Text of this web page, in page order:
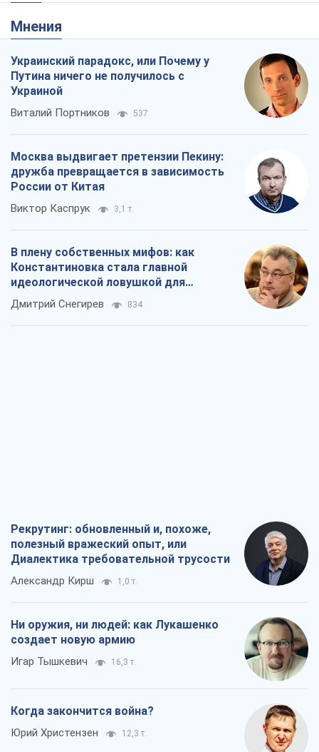
Мнения
Украинский парадокс, или Почему у
Путина ничего не получилось с
Украиной
Виталий Портников 537
Москва выдвигает претензии Пекину:
дружба превращается в зависимость
России от Китая
Виктор Каспрук 3,1 т.
В плену собственных мифов: как
Константиновка стала главной
идеологической ловушкой для
российских оккупантов
Дмитрий Снегирев 834
Рекрутинг: обновленный и, похоже,
полезный вражеский опыт, или
Диалектика требовательной трусости
Александр Кирш 1,0 т.
Ни оружия, ни людей: как Лукашенко
создает новую армию
Игар Тышкевич 16,3 т.
Когда закончится война?
Юрий Христензен 12,3 т.